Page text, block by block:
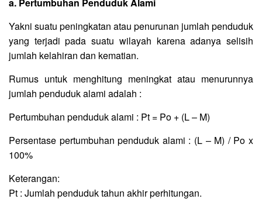
a. Pertumbuhan Penduduk Alami
Yakni suatu peningkatan atau penurunan jumlah penduduk
yang terjadi pada suatu wilayah karena adanya selisih
jumlah kelahiran dan kematian.
Rumus untuk menghitung meningkat atau menurunnya
jumlah penduduk alami adalah :
Pertumbuhan penduduk alami : Pt = Po + (L – M)
Persentase pertumbuhan penduduk alami : (L – M) / Po x
100%
Keterangan:
Pt : Jumlah penduduk tahun akhir perhitungan.